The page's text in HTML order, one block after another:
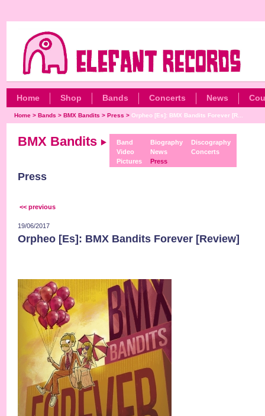
Home Shop Bands Concerts News
Home> Bands > BMX Bandits > Press > Orpheo [Es]: BMX Bandits Forever [R...
BMX Bandits
Band
Video
Pictures
Biography
News
Press
Discography
Concerts
Press
<< previous
19/06/2017
Orpheo [Es]: BMX Bandits Forever [Review]